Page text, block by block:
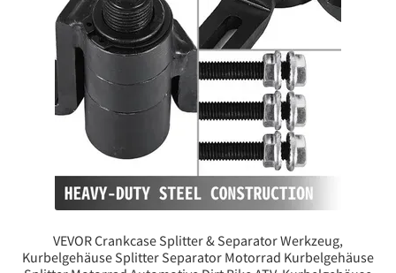
VEVOR Crankcase Splitter & Separator Werkzeug,
Kurbelgehäuse Splitter Separator Motorrad Kurbelgehäuse